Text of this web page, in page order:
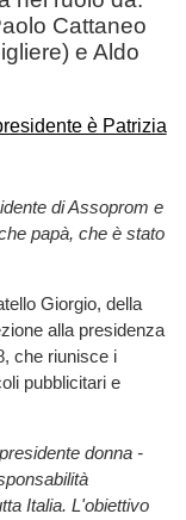
Cattaneo
e Aldo
di Assoprom e
papà, che è stato
Giorgio, della
alla presidenza
che riunisce i
pubblicitari e
donna -
Italia. L'obiettivo